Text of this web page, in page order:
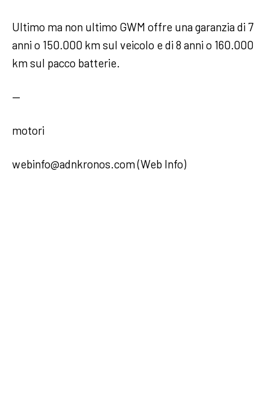
Ultimo ma non ultimo GWM offre una garanzia di 7
anni o 150.000 km sul veicolo e di 8 anni o 160.000
km sul pacco batterie.
—
motori
webinfo@adnkronos.com (Web Info)